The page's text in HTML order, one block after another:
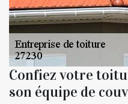
Confiez votre
son équipe de